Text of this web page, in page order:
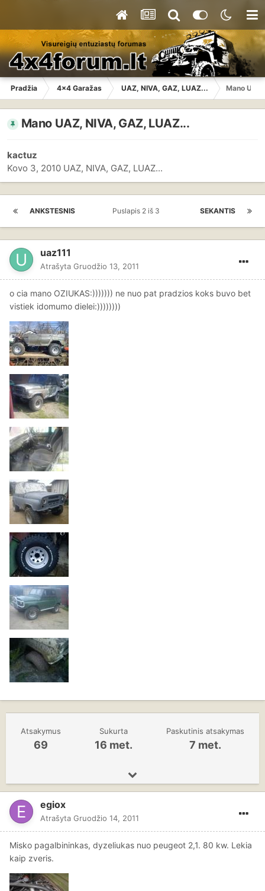
Pradžia 4x4 Garažas UAZ, NIVA, GAZ, LUAZ... Mano
Mano UAZ, NIVA, GAZ, LUAZ...
kactuz
Kovo 3, 2010 UAZ, NIVA, GAZ, LUAZ...
ANKSTESNIS SEKANTIS
Puslapis 2 iš 3
uaz111
Atrašyta Gruodžio 13, 2011
o cia mano OZIUKAS:))))))) ne nuo pat pradzios koks buvo bet
vistiek idomumo dielei:))))))))
Atsakymus
69
Sukurta
16 met.
Paskutinis atsakymas
7 met.
egiox
Atrašyta Gruodžio 14, 2011
Misko pagalbininkas, dyzeliukas nuo peugeot 2,1. 80 kw. Lekia
kaip zveris.